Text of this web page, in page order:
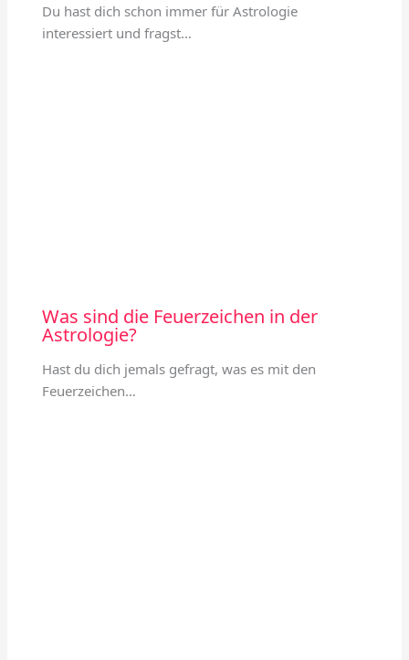
Du hast dich schon immer für Astrologie
interessiert und fragst…
Was sind die Feuerzeichen in der
Astrologie?
Hast du dich jemals gefragt, was es mit den
Feuerzeichen…